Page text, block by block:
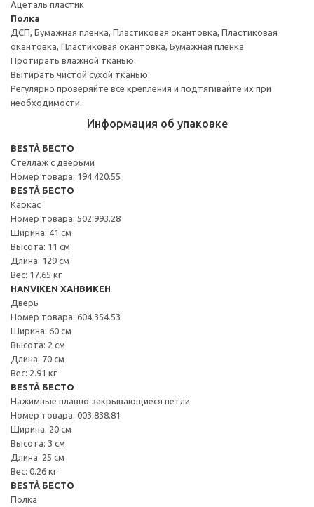
Ацеталь пластик
Полка
ДСП, Бумажная пленка, Пластиковая окантовка, Пластиковая
окантовка, Пластиковая окантовка, Бумажная пленка
Протирать влажной тканью.
Вытирать чистой сухой тканью.
Регулярно проверяйте все крепления и подтягивайте их при
необходимости.
Информация об упаковке
BESTÅ БЕСТО
Стеллаж с дверьми
Номер товара: 194.420.55
BESTÅ БЕСТО
Каркас
Номер товара: 502.993.28
Ширина: 41 см
Высота: 11 см
Длина: 129 см
Вес: 17.65 кг
HANVIKEN ХАНВИКЕН
Дверь
Номер товара: 604.354.53
Ширина: 60 см
Высота: 2 см
Длина: 70 см
Вес: 2.91 кг
BESTÅ БЕСТО
Нажимные плавно закрывающиеся петли
Номер товара: 003.838.81
Ширина: 20 см
Высота: 3 см
Длина: 25 см
Вес: 0.26 кг
BESTÅ БЕСТО
Полка